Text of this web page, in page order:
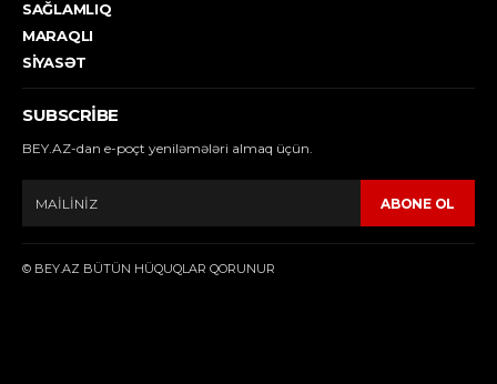
SAĞLAMLIQ
MARAQLI
SIYASƏT
SUBSCRIBE
BEY.AZ-dan e-poçt yeniləmələri almaq üçün.
ABONE OL
© BEY.AZ BÜTÜN HÜQUQLAR QORUNUR